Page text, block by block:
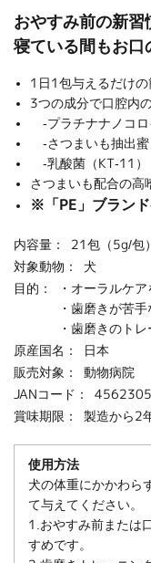
おやすみ前の新習
寝ている間もお口
1日1包与えるだけの
3つの成分で口腔内
‐プラチナナノコロ
‐さつまいも抽出蜜
‐乳酸菌（KT-11）
さつまいも配合の高
※「PE」ブラン
内容量：
21包（5g/包）
対象動物：
犬
目的：
・オーラルケ
・歯磨きが苦
・歯磨きのト
原産国名：
日本
販売対象：
動物病院
JANコード：
賞味期限：
製造から2
使用方法
犬の体重にかかわら
て与えてください。
1.おやすみ前または
すめです。